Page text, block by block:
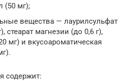
(50 мг);
вещества — лаурилсульфат
стеарат магнезии (до 0,6 г),
мг) и вкусоароматическая
содержит: